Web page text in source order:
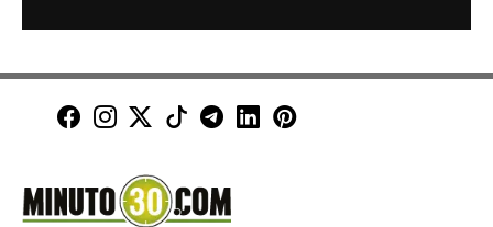
Minuto30 en Facebook
Minuto30 en Instagram
Minuto30 en X (Twitter)
Minuto30 en TikTok
Canal de Minuto30 en
Minuto30 en LinkedIn
Minuto30 en